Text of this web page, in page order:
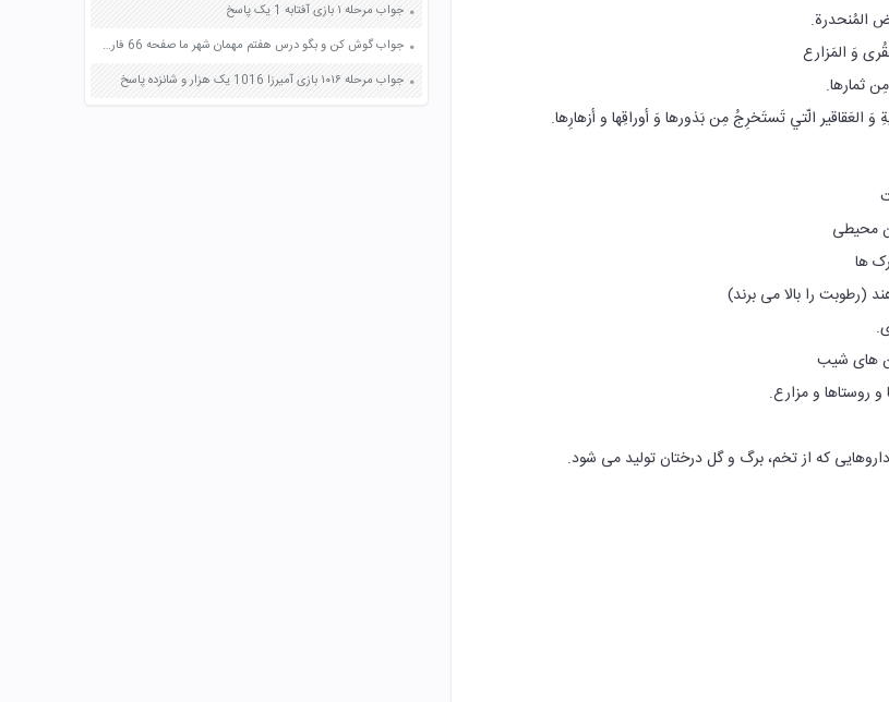
جواب مرحله ۱ بازی آفتابه 1 یک پاسخ
جواب گوش کن و بگو درس هفتم مهمان شهر ما صفحه 66 فارسی چهارم
جواب مرحله ۱۰۱۶ بازی آمیرزا 1016 یک هزار و شانزده پاسخ